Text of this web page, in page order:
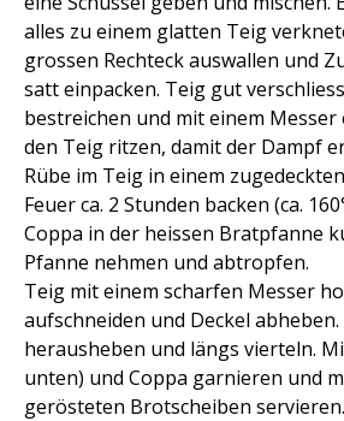
alles zu einem glatten Teig
grossen Rechteck auswallen und
satt einpacken. Teig gut
bestreichen und mit einem Messer
den Teig ritzen, damit der Dampf
Rübe im Teig in einem
Feuer ca. 2 Stunden backen (ca.
Coppa in der heissen Bratpfanne
Pfanne nehmen und abtropfen.
Teig mit einem scharfen Messer
aufschneiden und Deckel abheben.
herausheben und längs vierteln.
unten) und Coppa garnieren und
gerösteten Brotscheiben servieren.